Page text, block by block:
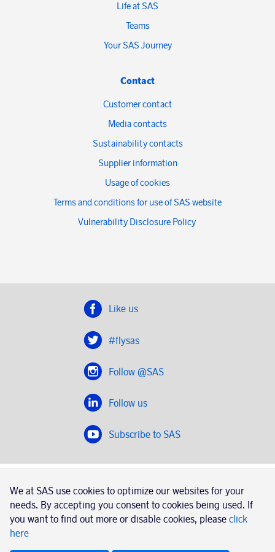
Life at SAS
Teams
Your SAS Journey
Contact
Customer contact
Media contacts
Sustainability contacts
Supplier information
Usage of cookies
Terms and conditions for use of SAS website
Vulnerability Disclosure Policy
Like us
#flysas
Follow @SAS
Follow us
Subscribe to SAS
SAS 2020
SAS AB, registration number 556606-8499, SE-195 87
Stockholm, Sweden
We at SAS use cookies to optimize our websites for your
needs. By accepting you consent to cookies being used. If
you want to find out more or disable cookies, please click
here